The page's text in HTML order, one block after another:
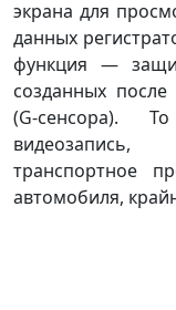
экрана для
данных
функция —
созданных после
(G-сенсора).
транспортное
автомобиля,